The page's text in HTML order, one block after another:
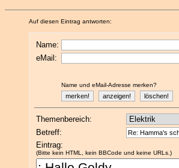
Auf diesen Eintrag antworten:
Name:
eMail:
Name und eMail-Adresse merken?
Themenbereich:
Betreff:
Eintrag:
(Bitte kein HTML, kein BBCode und keine URLs.)